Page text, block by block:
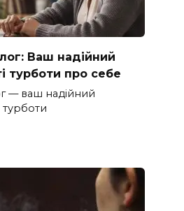
Ваш надійний
турботи про себе
— ваш надійний
турботи